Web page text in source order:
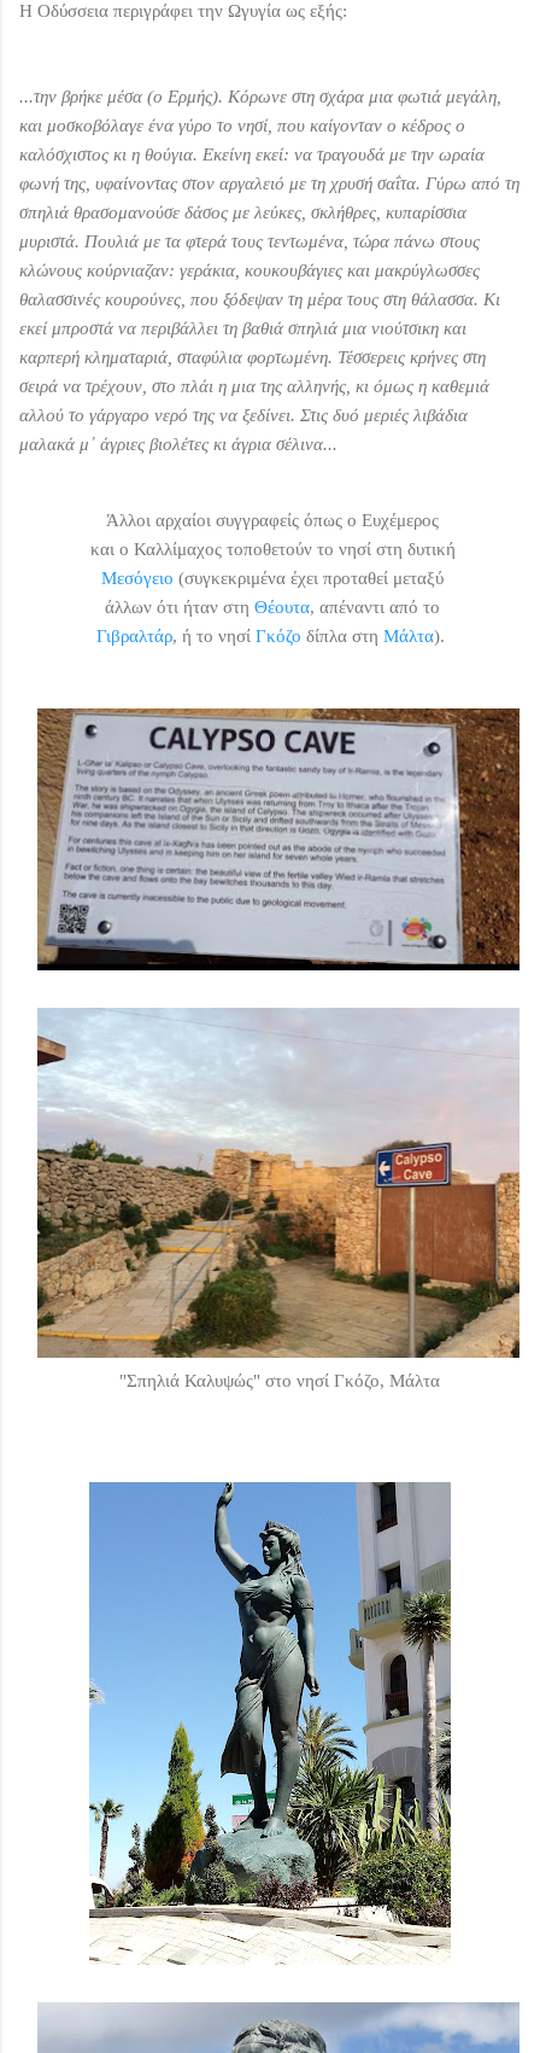
Η Οδύσσεια περιγράφει την Ωγυγία ως εξής:
...την βρήκε μέσα (ο Ερμής). Κόρωνε στη σχάρα μια φωτιά μεγάλη,
και μοσκοβόλαγε ένα γύρο το νησί, που καίγονταν ο κέδρος ο
καλόσχιστος κι η θούγια. Εκείνη εκεί: να τραγουδά με την ωραία
φωνή της, υφαίνοντας στον αργαλειό με τη χρυσή σαΐτα. Γύρω από τη
σπηλιά θρασομανούσε δάσος με λεύκες, σκλήθρες, κυπαρίσσια
μυριστά. Πουλιά με τα φτερά τους τεντωμένα, τώρα πάνω στους
κλώνους κούρνιαζαν: γεράκια, κουκουβάγιες και μακρύγλωσσες
θαλασσινές κουρούνες, που ξόδεψαν τη μέρα τους στη θάλασσα. Κι
εκεί μπροστά να περιβάλλει τη βαθιά σπηλιά μια νιούτσικη και
καρπερή κληματαριά, σταφύλια φορτωμένη. Τέσσερεις κρήνες στη
σειρά να τρέχουν, στο πλάι η μια της αλληνής, κι όμως η καθεμιά
αλλού το γάργαρο νερό της να ξεδίνει. Στις δυό μεριές λιβάδια
μαλακά μ᾽ άγριες βιολέτες κι άγρια σέλινα...
Άλλοι αρχαίοι συγγραφείς όπως ο Ευχέμερος
και ο Καλλίμαχος τοποθετούντο νησί στη δυτική
Μεσόγειο (συγκεκριμένα έχει προταθεί μεταξύ
άλλων ότι ήταν στη Θέουτα, απέναντι από το
Γιβραλτάρ, ή το νησί Γκόζο δίπλα στη Μάλτα).
"Σπηλιά Καλυψώς" στο νησί Γκόζο, Μάλτα